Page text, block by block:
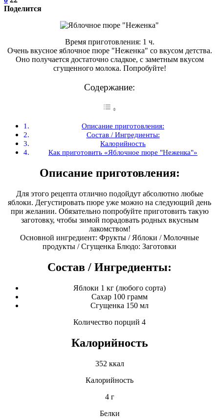
Поделится
Время приготовления: 1 ч.
Очень вкусное яблочное пюре "Неженка" со вкусом детства.
Оно получается достаточно сладкое, с заметным вкусом
сгущенного молока. Попробуйте!
Содержание:
Описание приготовления:
Состав / Ингредиенты:
Калорийность
Как приготовить «Яблочное пюре "Неженка"»
Описание приготовления:
Для этого рецепта отлично подойдут абсолютно любые
яблоки. Дегустировать пюре уже можно на следующий день
при желании. Обязательно попробуйте приготовить такую
заготовку, чтобы зимой порадовать родных вкусным
лакомством!
Основной ингредиент: Фрукты / Яблоки / Молочные
продукты / Сгущенка Блюдо: Заготовки
Состав / Ингредиенты:
Яблоки 1 кг (любого сорта)
Сахар 100 грамм
Сгущенка 150 мл
Количество порций 4
Калорийность
352 ккал
Калорийность
4 г
Белки